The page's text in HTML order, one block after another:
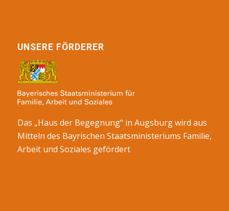
UNSERE FÖRDERER
Das „Haus der Begegnung“ in Augsburg wird aus
Mitteln des Bayrischen Staatsministeriums Familie,
Arbeit und Soziales gefördert